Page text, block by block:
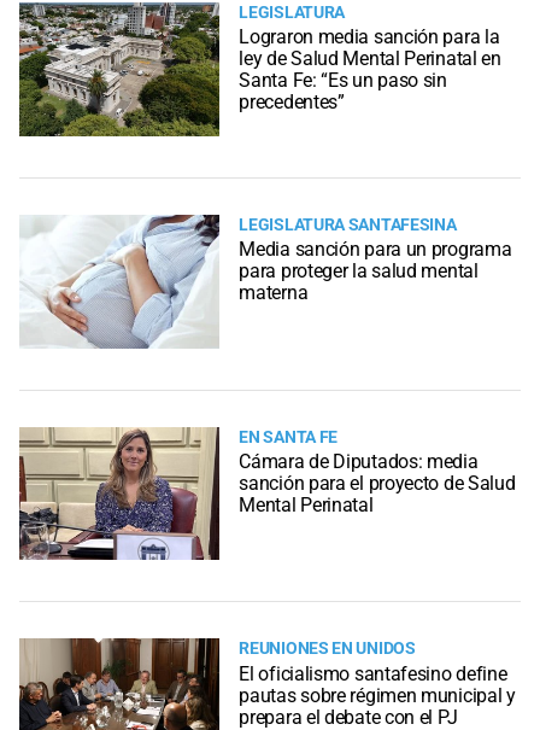
LEGISLATURA
Lograron media sanción para la
ley de Salud Mental Perinatal en
Santa Fe: “Es un paso sin
precedentes”
LEGISLATURA SANTAFESINA
Media sanción para un programa
para proteger la salud mental
materna
EN SANTA FE
Cámara de Diputados: media
sanción para el proyecto de Salud
Mental Perinatal
REUNIONES EN UNIDOS
El oficialismo santafesino define
pautas sobre régimen municipal y
prepara el debate con el PJ